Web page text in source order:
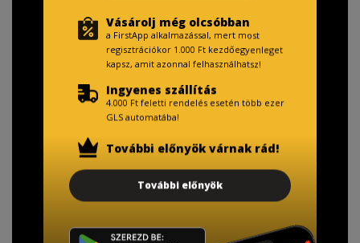
TISZTELT VÁSÁRLÓNK!
adatainak biztonsága érdekében!
Vásárolj még olcsóbban
a FirstApp alkalmazással, mert most
regisztrációkor 1.000 Ft kezdőegyenleget
kapsz, amit azonnal felhasználhatsz!
Ingyenes szállítás
4.000 Ft feletti rendelés esetén több ezer
GLS automatába!
További előnyök várnak rád!
További előnyök